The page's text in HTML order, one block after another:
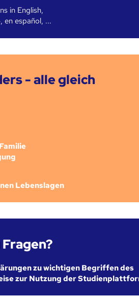
in English,
en español, ...
- alle gleich
Lebenslagen
zu wichtigen Begriffen des
zur Nutzung der